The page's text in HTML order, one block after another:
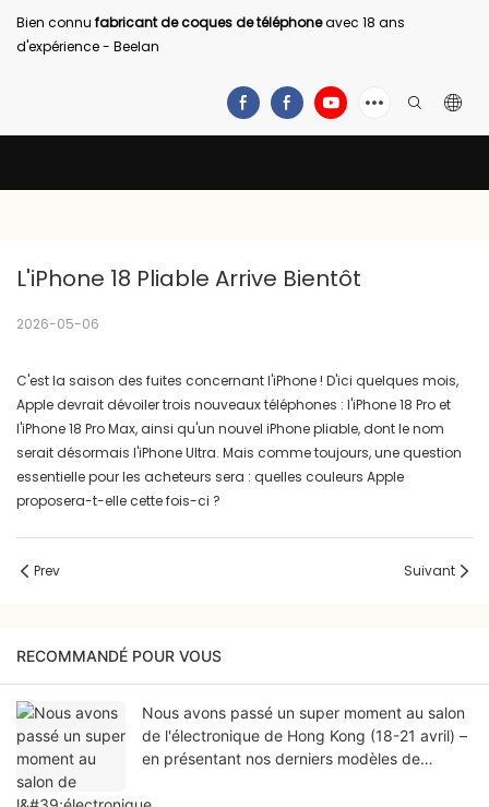
Bien connu fabricant de coques de téléphoneavec 18 ans
d'expérience - Beelan
L'iPhone 18 Pliable Arrive Bientôt
2026-05-06
C'est la saison des fuites concernant l'iPhone ! D'ici quelques mois,
Apple devrait dévoiler trois nouveaux téléphones : l'iPhone 18 Pro et
l'iPhone 18 Pro Max, ainsi qu'un nouvel iPhone pliable, dont le nom
serait désormais l'iPhone Ultra. Mais comme toujours, une question
essentielle pour les acheteurs sera : quelles couleurs Apple
proposera-t-elle cette fois-ci ?
Prev Suivant
RECOMMANDÉ POUR VOUS
Nous avons passé un super moment au salon
de l'électronique de Hong Kong (18-21 avril) –
en présentant nos derniers modèles de